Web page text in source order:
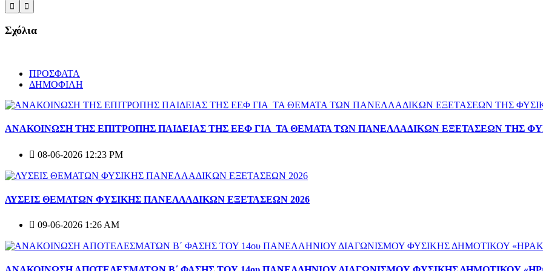
Σχόλια
ΠΡΟΣΦΑΤΑ
ΔΗΜΟΦΙΛΗ
ΑΝΑΚΟΙΝΩΣΗ ΤΗΣ ΕΠΙΤΡΟΠΗΣ ΠΑΙΔΕΙΑΣ ΤΗΣ ΕΕΦ ΓΙΑ ΤΑ ΘΕΜΑΤΑ ΤΩΝ ΠΑΝΕΛΛΑΔΙΚΩΝ ΕΞΕΤΑΣΕΩΝ ΤΗΣ
08-06-2026 12:23 PM
ΛΥΣΕΙΣ ΘΕΜΑΤΩΝ ΦΥΣΙΚΗΣ ΠΑΝΕΛΛΑΔΙΚΩΝ ΕΞΕΤΑΣΕΩΝ 2026
09-06-2026 1:26 AM